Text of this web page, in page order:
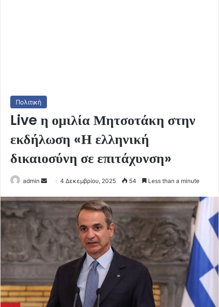
Πολιτική
Live η ομιλία Μητσοτάκη στην
εκδήλωση «Η ελληνική
δικαιοσύνη σε επιτάχυνση»
admin
Send
email
4 Δεκεμβρίου, 2025 54 Less than a minute